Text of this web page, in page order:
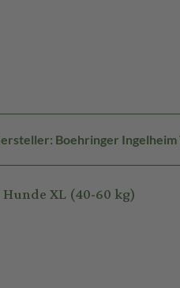
Boehringer Ingelheim
XL (40-60 kg)